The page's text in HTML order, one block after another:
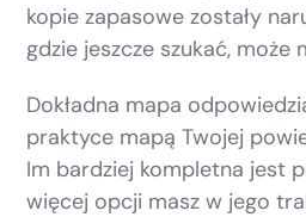
kopie zapasowe zostały
gdzie jeszcze szukać, może
Dokładna mapa
praktyce mapą Twojej
Im bardziej kompletna jest
więcej opcji masz w jego